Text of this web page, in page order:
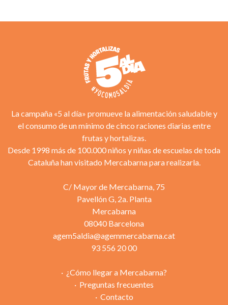
La campaña «5 al día» promueve la alimentación saludable y
el consumo de un mínimo de cinco raciones diarias entre
frutas y hortalizas.
Desde 1998 más de 100.000 niños y niñas de escuelas de toda
Cataluña han visitado Mercabarna para realizarla.
C/ Mayor de Mercabarna, 75
Pavellón G, 2a. Planta
Mercabarna
08040 Barcelona
agem5aldia@agemmercabarna.cat
93 556 20 00
¿Cómo llegar a Mercabarna?
Preguntas frecuentes
Contacto